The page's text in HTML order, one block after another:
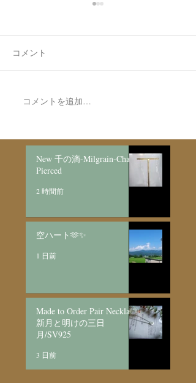
7月最後の日録
コメント
コメントを追加…
New 千の滴-Milgrain-Chain
Pierced
2 時間前
空ハート🫶✨
1 日前
Made to Order Pair Necklace
新月と明けの三日
月/SV925
3 日前